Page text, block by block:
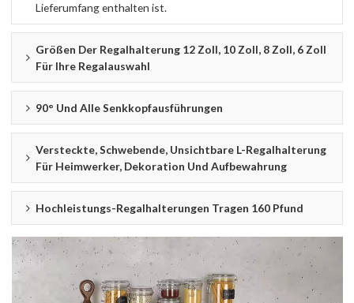
Lieferumfang enthalten ist.
Größen Der Regalhalterung 12 Zoll, 10 Zoll, 8 Zoll, 6 Zoll
Für Ihre Regalauswahl
90° Und Alle Senkkopfausführungen
Versteckte, Schwebende, Unsichtbare L-Regalhalterung
Für Heimwerker, Dekoration Und Aufbewahrung
Hochleistungs-Regalhalterungen Tragen 160 Pfund